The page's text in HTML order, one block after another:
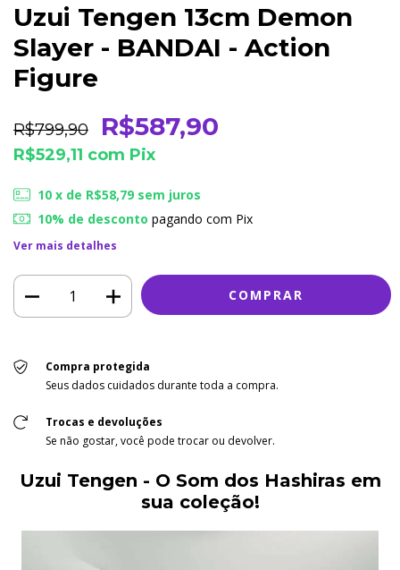
Uzui Tengen 13cm Demon
Slayer - BANDAI - Action
Figure
R$799,90 R$587,90
R$529,11 com Pix
10 x de R$58,79 sem juros
10% de desconto pagando com Pix
Ver mais detalhes
Compra protegida
Seus dados cuidados durante toda a compra.
Trocas e devoluções
Se não gostar, você pode trocar ou devolver.
Uzui Tengen - O Som dos Hashiras em
sua coleção!